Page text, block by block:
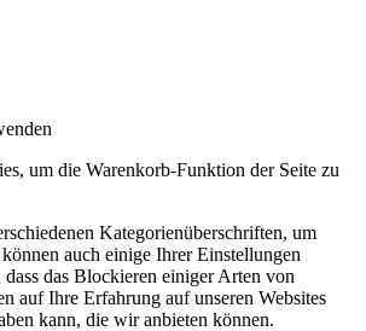
um die Warenkorb-Funktion der Seite zu
Kategorienüberschriften, um
auch einige Ihrer Einstellungen
dass das Blockieren einiger Arten von
auf Ihre Erfahrung auf unseren Websites
kann, die wir anbieten können.